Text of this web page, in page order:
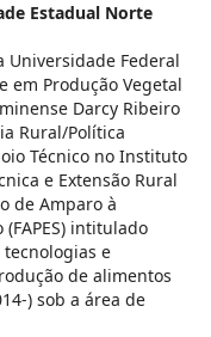
Estadual Norte
Universidade Federal
em Produção Vegetal
Darcy Ribeiro
Rural/Política
Técnico no Instituto
e Extensão Rural
de Amparo à
intitulado
e
de alimentos
) sob a área de